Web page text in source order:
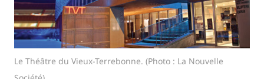
Le Théâtre du Vieux-Terrebonne. (Photo : La Nouvelle